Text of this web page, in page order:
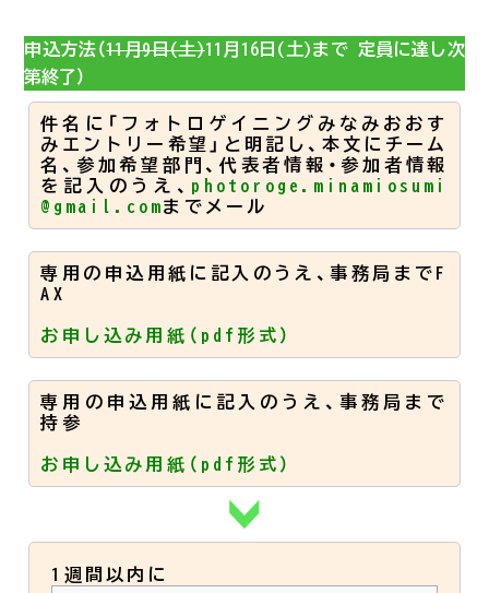
#気持ちいい
#サンゴ礁
#ベビーカー
#展望
#お祭り
申込方法（11月9日(土)11月16日(土)まで 定員に達し次
第終了）
件名に「フォトロゲイニングみなみおおす
みエントリー希望」と明記し、本文にチーム
名、参加希望部門、代表者情報・参加者情報
を記入のうえ、 photoroge.minamiosumi
@gmail.comまでメール
専用の申込用紙に記入のうえ、事務局までF
AX
お申し込み用紙（pdf形式）
専用の申込用紙に記入のうえ、事務局まで
持参
お申し込み用紙（pdf形式）
1週間以内に